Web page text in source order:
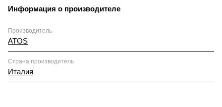
Информация о производителе
Производитель
ATOS
Страна производитель
Италия